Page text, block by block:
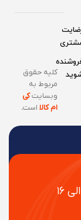
کلیه حقوق
مربوط به
وبسایتکی
ام کالااست.